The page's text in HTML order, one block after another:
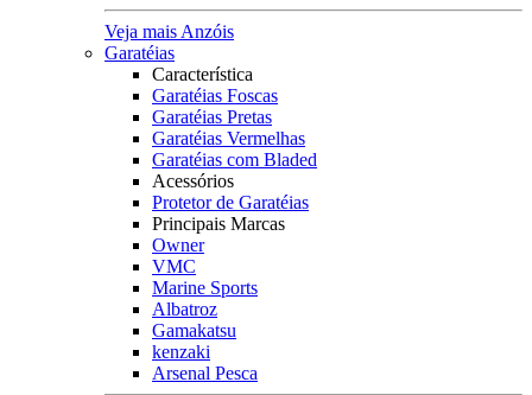
Veja mais Anzóis
Garatéias
Característica
Garatéias Foscas
Garatéias Pretas
Garatéias Vermelhas
Garatéias com Bladed
Acessórios
Protetor de Garatéias
Principais Marcas
Owner
VMC
Marine Sports
Albatroz
Gamakatsu
kenzaki
Arsenal Pesca